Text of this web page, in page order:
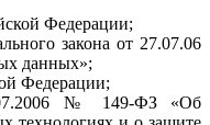
Федерации;
закона от 27.07.06
данных»;
Федерации;
№ 149-ФЗ «Об